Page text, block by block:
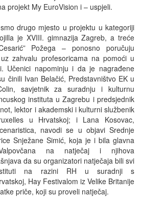
projekt My EuroVision i – uspjeli.
drugo mjesto u projektu u kategoriji
je XVIII. gimnazija Zagreb, a treće
Požega – ponosno poručuju
zahvalu profesoricama na pomoći u
Učenici napominju i da je nagrađene
činili Ivan Belačić, Predstavništvo EK u
savjetnik za suradnju i kulturnu
instituta u Zagrebu i predsjednik
lektor i akademski i kulturni službenik
u Hrvatskoj; i Lana Kosovac,
navodi se u objavi Srednje
Snježane Simić, koja je i bila glavna
na natječaj i njihova
da su organizatori natječaja bili svi
na razini RH u suradnji s
Hay Festivalom iz Velike Britanije
priče, koji su proveli natječaj.